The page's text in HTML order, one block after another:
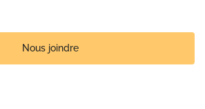
Nous joindre